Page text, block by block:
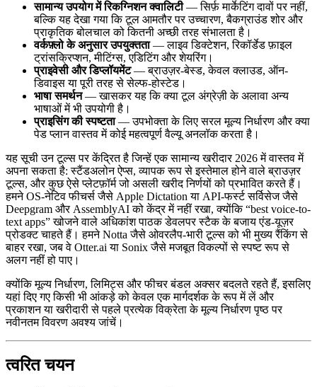
सामान्य उपयोग में रिकग्निशन क्वालिटी— सिर्फ़ मार्केटिंग दावों पर नहीं,
बल्कि यह देखा गया कि टूल आमतौर पर उच्चारण, बैकग्राउंड शोर और
प्राकृतिक बोलचाल को कितनी अच्छी तरह संभालता है।
वर्कफ़्लो के अनुसार उपयुक्तता— लाइव डिक्टेशन, रिकॉर्डेड फ़ाइल
ट्रांसक्रिप्शन, मीटिंग्स, एडिटिंग और शेयरिंग।
प्राइवेसी और डिप्लॉयमेंट— ब्राउज़र-बेस्ड, केवल क्लाउड, ऑन-
डिवाइस या पूरी तरह से सेल्फ-होस्टेड।
भाषा समर्थन— खासकर यह कि क्या टूल अंग्रेज़ी के अलावा अन्य
भाषाओं में भी उपयोगी है।
प्राइसिंग की स्पष्टता— उपभोक्ता के लिए सरल मूल्य निर्धारण और क्या
पेड प्लान वास्तव में कोई महत्वपूर्ण वैल्यू अनलॉक करता है।
यह सूची उन टूल्स पर केंद्रित है जिन्हें एक सामान्य खरीदार 2026 में वास्तव में
अपना सकता है: स्टैंडअलोन ऐप्स, व्यापक रूप से इस्तेमाल होने वाले ब्राउज़र
टूल्स, और कुछ ऐसे प्लेटफ़ॉर्म जो असली खरीद निर्णयों को प्रभावित करते हैं।
हमने OS-नेटिव फीचर्स जैसे Apple Dictation या API-फर्स्ट सर्विसेज जैसे
Deepgram और AssemblyAI को केंद्र में नहीं रखा, क्योंकि “best voice-to-
text apps” खोजने वाले अधिकांश पाठक डेवलपर स्टैक के बजाय एंड-यूज़र
प्रोडक्ट चाहते हैं। हमने Notta जैसे ओवरलैप-भारी टूल्स को भी मुख्य रैंकिंग से
बाहर रखा, जब वे Otter.ai या Sonix जैसे मजबूत विकल्पों से स्पष्ट रूप से
अलग नहीं हो पाए।
क्योंकि मूल्य निर्धारण, लिमिट्स और फीचर बंडल अक्सर बदलते रहते हैं, इसलिए
यहां दिए गए किसी भी आंकड़े को केवल एक मार्गदर्शक के रूप में लें और
प्रकाशन या खरीदारी से पहले प्रत्येक विक्रेता के मूल्य निर्धारण पृष्ठ पर
नवीनतम विवरण अवश्य जांचें।
त्वरित चयन